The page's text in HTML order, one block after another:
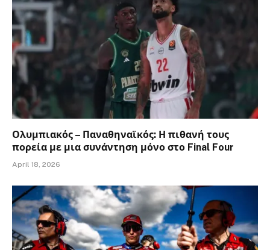
Ολυμπιακός – Παναθηναϊκός: Η πιθανή τους
πορεία με μια συνάντηση μόνο στο Final Four
April 18, 2026